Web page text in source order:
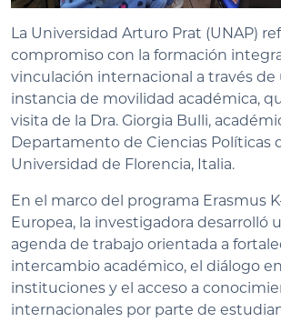
La Universidad Arturo Prat (UNAP)
compromiso con la formación
vinculación internacional a través de
instancia de movilidad académica,
visita de la Dra. Giorgia Bulli,
Departamento de Ciencias Políticas
Universidad de Florencia, Italia.
En el marco del programa Erasmus
Europea, la investigadora desarrolló
agenda de trabajo orientada a
intercambio académico, el diálogo
instituciones y el acceso a
internacionales por parte de